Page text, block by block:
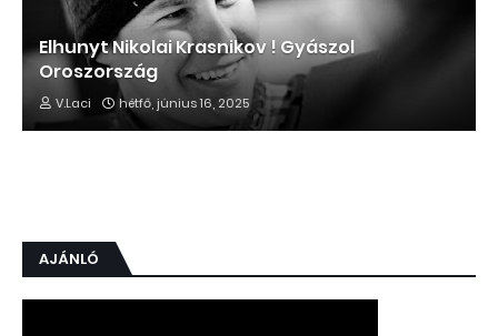
Elhunyt Nikolai Krasnikov ! Gyászol
Oroszország
V.Laci hétfő, június 16, 2025
AJÁNLÓ